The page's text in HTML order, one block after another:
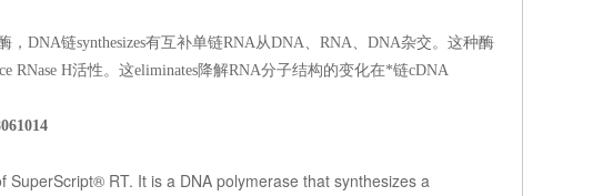
DNA链synthesizes有互补单链RNA从DNA、RNA、DNA杂交。这种酶
RNase H活性。这eliminates降解RNA分子结构的变化在*链cDNA
RT. It is a DNA polymerase that synthesizes a